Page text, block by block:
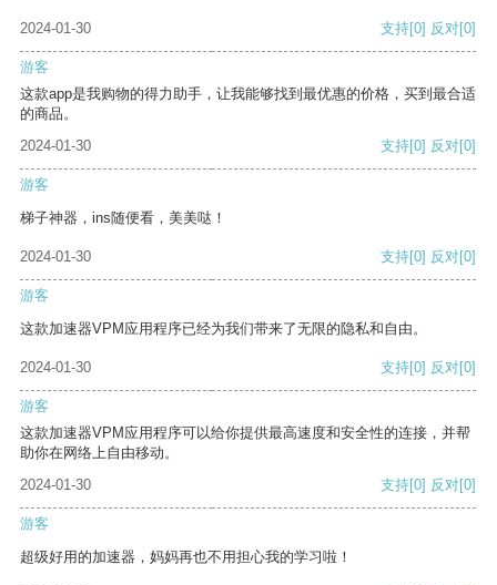
2024-01-30 支持[0] 反对[0]
游客
这款app是我购物的得力助手，让我能够找到最优惠的价格，买到最合适
的商品。
2024-01-30
支持[0] 反对[0]
游客
梯子神器，ins随便看，美美哒！
2024-01-30 支持[0] 反对[0]
游客
这款加速器VPM应用程序已经为我们带来了无限的隐私和自由。
2024-01-30 支持[0] 反对[0]
游客
这款加速器VPM应用程序可以给你提供最高速度和安全性的连接，并帮
助你在网络上自由移动。
2024-01-30
支持[0] 反对[0]
游客
超级好用的加速器，妈妈再也不用担心我的学习啦！